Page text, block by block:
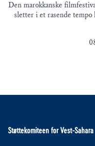
Den marokkanske
sletter i et rasende
Støttekomiteen for Vest-Sahara